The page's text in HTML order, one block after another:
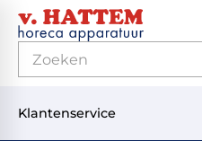
Klantenservice